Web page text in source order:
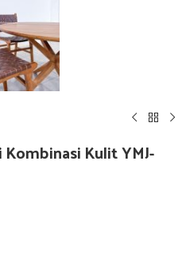
Kombinasi Kulit YMJ-